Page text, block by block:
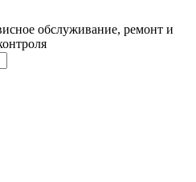
обслуживание, ремонт и